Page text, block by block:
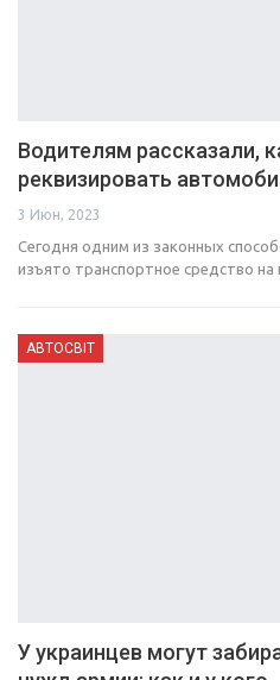
Водителям рассказали,
реквизировать
3 Июн, 2023
Сегодня одним из законных
изъято транспортное средство
АВТОСВІТ
У украинцев могут